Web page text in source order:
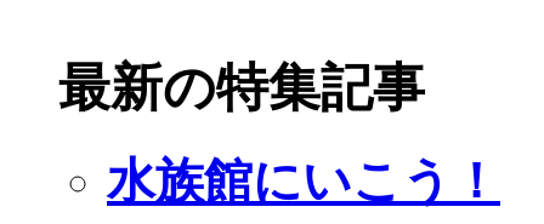
最新の特集記事
水族館にいこう！